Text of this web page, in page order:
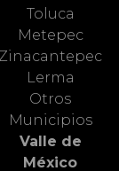
Toluca
Metepec
Zinacantepec
Lerma
Otros
Municipios
Valle de
México